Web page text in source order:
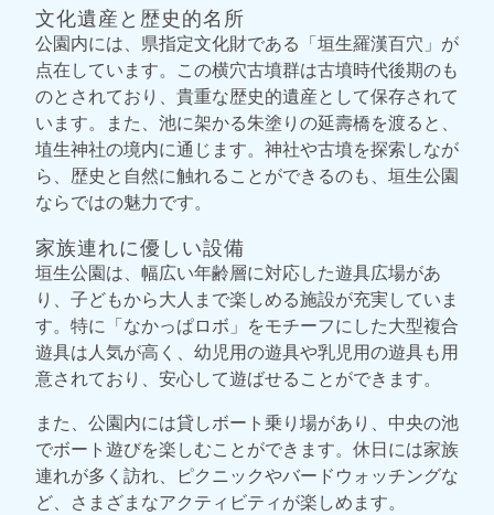
文化遺産と歴史的名所
公園内には、県指定文化財である「垣生羅漢百穴」が
点在しています。この横穴古墳群は古墳時代後期のも
のとされており、貴重な歴史的遺産として保存されて
います。また、池に架かる朱塗りの延壽橋を渡ると、
埴生神社の境内に通じます。神社や古墳を探索しなが
ら、歴史と自然に触れることができるのも、垣生公園
ならではの魅力です。
家族連れに優しい設備
垣生公園は、幅広い年齢層に対応した遊具広場があ
り、子どもから大人まで楽しめる施設が充実していま
す。特に「なかっぱロボ」をモチーフにした大型複合
遊具は人気が高く、幼児用の遊具や乳児用の遊具も用
意されており、安心して遊ばせることができます。
また、公園内には貸しボート乗り場があり、中央の池
でボート遊びを楽しむことができます。休日には家族
連れが多く訪れ、ピクニックやバードウォッチングな
ど、さまざまなアクティビティが楽しめます。